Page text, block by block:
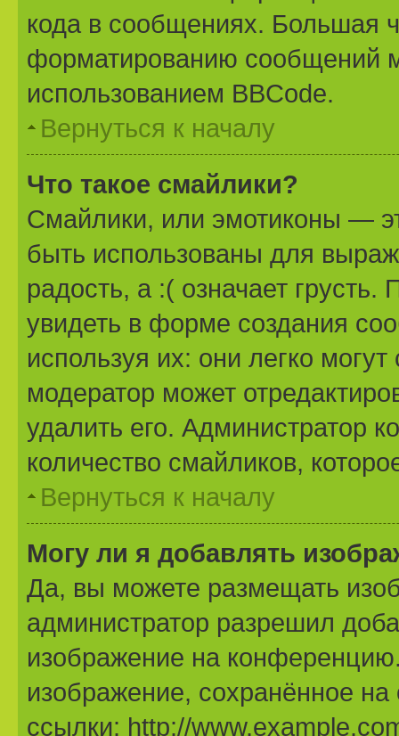
кода в сообщениях. Большая
форматированию сообщений
использованием BBCode.
Вернуться к началу
Что такое смайлики?
Смайлики, или эмотиконы —
быть использованы для
радость, а :( означает
увидеть в форме создания
используя их: они легко
модератор может
удалить его. Администратор
количество смайликов,
Вернуться к началу
Могу ли я добавлять
Да, вы можете размещать
администратор разрешил
изображение на
изображение, сохранённое
ссылки: http://